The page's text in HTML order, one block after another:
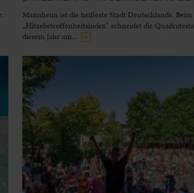
Mannheim ist die heißeste Stadt Deutschlands.
„Hitzebetroffenheitsindex“ schneidet die
diesem Jahr am...